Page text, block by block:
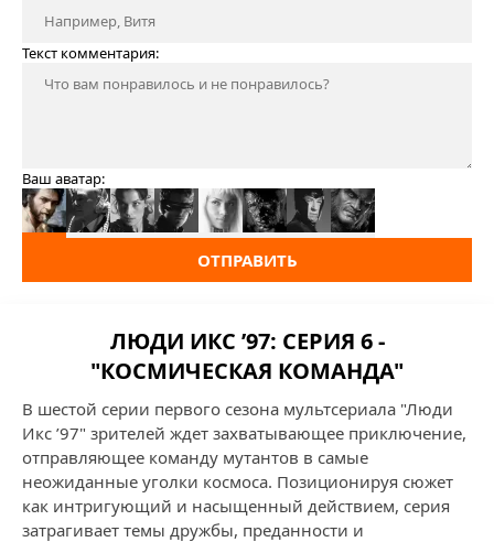
Текст комментария:
Ваш аватар:
ОТПРАВИТЬ
ЛЮДИ ИКС ’97: СЕРИЯ 6 -
"КОСМИЧЕСКАЯ КОМАНДА"
В шестой серии первого сезона мультсериала "Люди
Икс ’97" зрителей ждет захватывающее приключение,
отправляющее команду мутантов в самые
неожиданные уголки космоса. Позиционируя сюжет
как интригующий и насыщенный действием, серия
затрагивает темы дружбы, преданности и